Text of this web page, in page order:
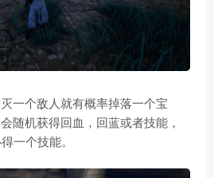
一个敌人就有概率掉落一个宝
随机获得回血，回蓝或者技能，
一个技能。